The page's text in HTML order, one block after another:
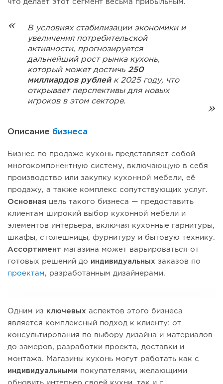
что делает этот сегмент весьма прибыльным.
В условиях стабилизации экономики и
увеличения потребительской
активности, прогнозируется
дальнейший рост рынка кухонь,
который может достичь 250
миллиардов рублейк 2025 году, что
открывает перспективы для новых
игроков в этом секторе.
Описание бизнеса
Бизнес по продаже кухонь представляет собой
многокомпонентную систему, включающую в себя
производство или закупку кухонной мебели, её
продажу, а также комплекс сопутствующих услуг.
Основная цель такого бизнеса — предоставить
клиентам широкий выбор кухонной мебели и
элементов интерьера, включая кухонные гарнитуры,
шкафы, столешницы, фурнитуру и бытовую технику.
Ассортимент магазина может варьироваться от
готовых решений до индивидуальных заказов по
проектам, разработанным дизайнерами.
Одним из ключевых аспектов этого бизнеса
является комплексный подход к клиенту: от
консультирования по выбору дизайна и материалов
до замеров, разработки проекта, доставки и
монтажа. Магазины кухонь могут работать как с
индивидуальными покупателями, желающими
обновить интерьер своей кухни, так и с